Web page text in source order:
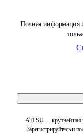
Полная информация
ATI.SU — крупнейшая в
Зарегистрируйтесь и